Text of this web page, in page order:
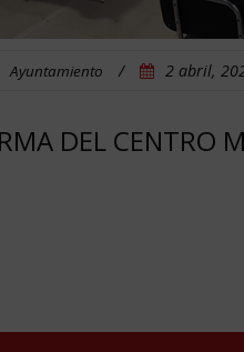
Ayuntamiento / 2 abril,
DEL CENTRO